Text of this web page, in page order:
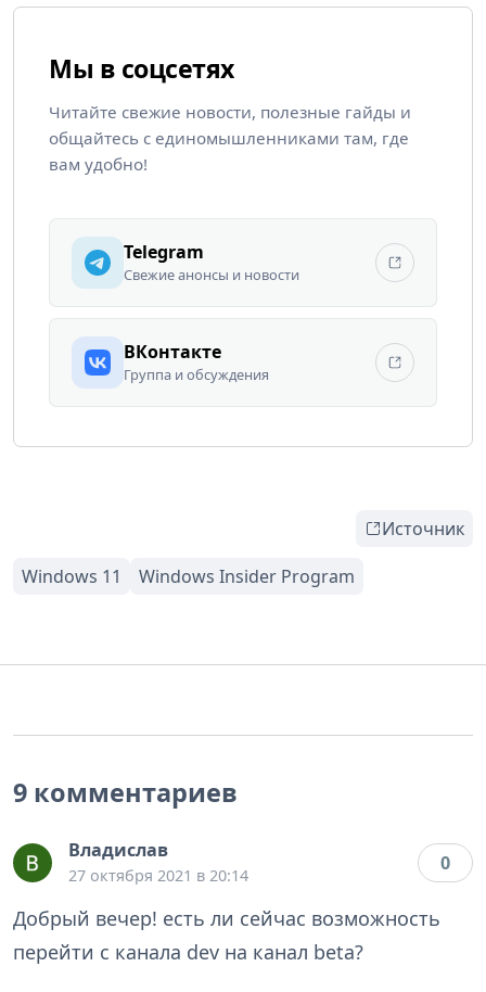
Мы в соцсетях
Читайте свежие новости, полезные гайды и
общайтесь с единомышленниками там, где
вам удобно!
Telegram
Свежие анонсы и новости
ВКонтакте
Группа и обсуждения
Источник
9 комментариев
Владислав
27 октября 2021 в 20:14
0
Добрый вечер! есть ли сейчас возможность
перейти с канала dev на канал beta?